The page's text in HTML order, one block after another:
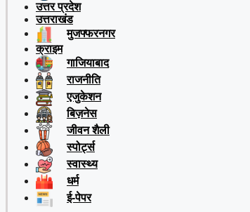
उत्तर प्रदेश
उत्तराखंड
मुजफ्फरनगर
क्राइम
गाजियाबाद
राजनीति
एजुकेशन
बिज़नेस
जीवन शैली
स्पोर्ट्स
स्वास्थ्य
धर्म
ई-पेपर